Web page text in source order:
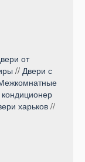
от
// Двери с
кондиционер
харьков //